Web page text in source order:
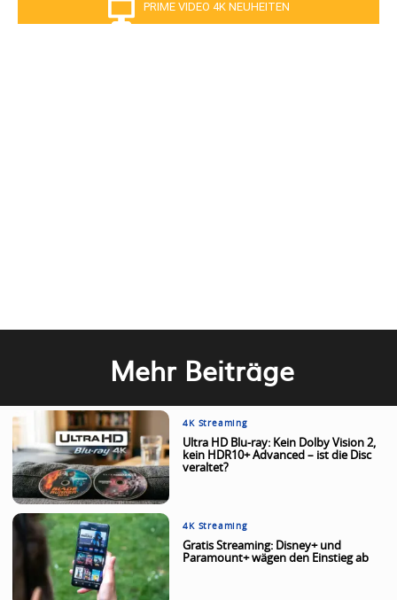
PRIME VIDEO 4K NEUHEITEN
Mehr Beiträge
4K Streaming
Ultra HD Blu-ray: Kein Dolby Vision 2,
kein HDR10+ Advanced – ist die Disc
veraltet?
4K Streaming
Gratis Streaming: Disney+ und
Paramount+ wägen den Einstieg ab